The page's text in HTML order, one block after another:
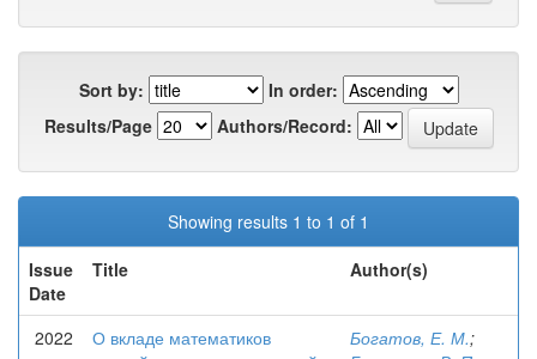
Sort by:
In order:
Results/Page
Authors/Record:
Showing results 1 to 1 of 1
Issue
Date
Title Author(s)
2022
О вкладе математиков
Богатов, Е. М.;